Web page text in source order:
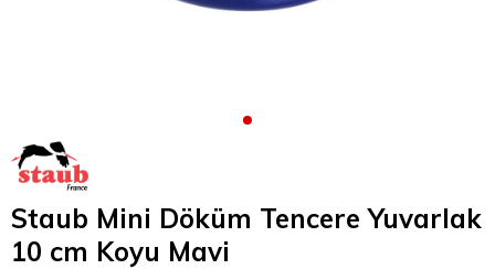
Staub Mini Döküm Tencere Yuvarlak
10 cm Koyu Mavi